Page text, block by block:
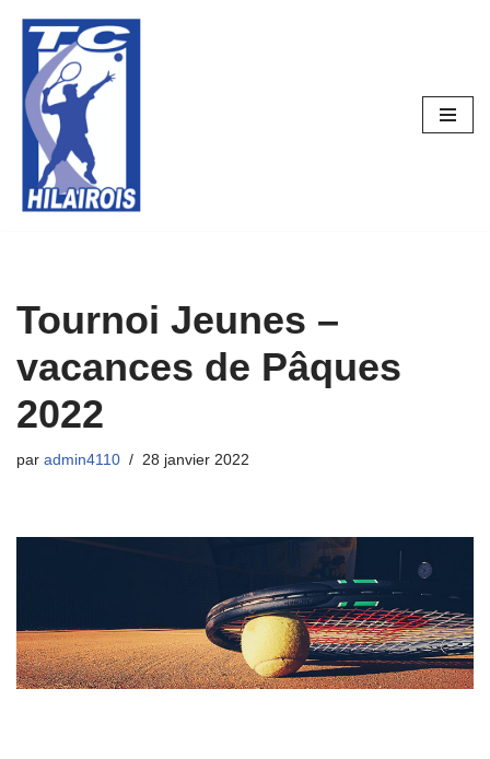
Aller
au
contenu
Tournoi Jeunes –
vacances de Pâques
2022
par admin4110 28 janvier 2022